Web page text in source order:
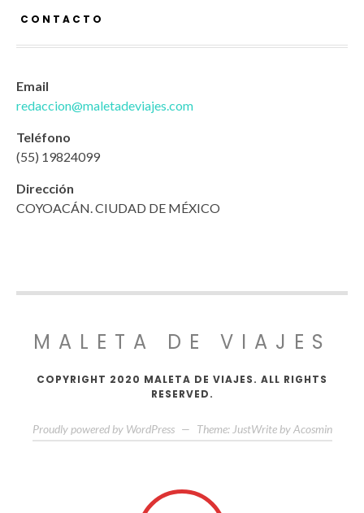
CONTACTO
Email
redaccion@maletadeviajes.com
Teléfono
(55) 19824099
Dirección
COYOACÁN. CIUDAD DE MÉXICO
MALETA DE VIAJES
COPYRIGHT 2020 MALETA DE VIAJES. ALL RIGHTS
RESERVED.
Proudly powered by WordPress — Theme: JustWrite by Acosmin